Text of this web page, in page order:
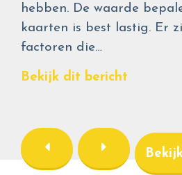
hebben. De waarde
kaarten is best lastig. Er
factoren die…
Bekijk dit bericht